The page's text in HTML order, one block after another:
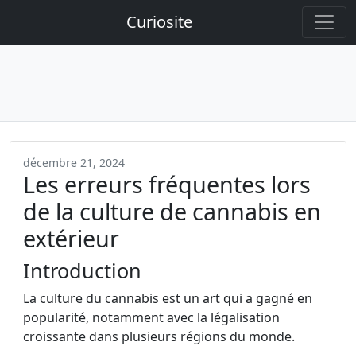
Curiosite
décembre 21, 2024
Les erreurs fréquentes lors
de la culture de cannabis en
extérieur
Introduction
La culture du cannabis est un art qui a gagné en
popularité, notamment avec la légalisation
croissante dans plusieurs régions du monde.